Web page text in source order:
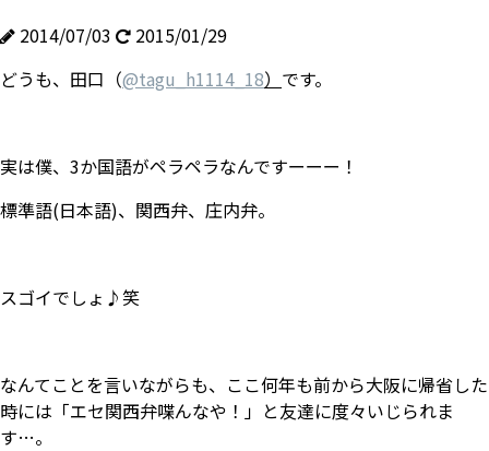
2014/07/03
2015/01/29
どうも、田口（@tagu_h1114_18） です。
実は僕、3か国語がペラペラなんですーーー！
標準語(日本語)、関西弁、庄内弁。
スゴイでしょ♪笑
なんてことを言いながらも、ここ何年も前から大阪に帰省した
時には「エセ関西弁喋んなや！」と友達に度々いじられま
す…。